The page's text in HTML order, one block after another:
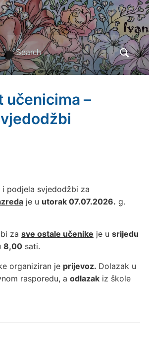
Search
for:
učenicima –
i podjela svjedodžbi za
je u utorak 07.07.2026. g.
za sve ostale učenike je u srijedu
8,00sati.
organiziran je prijevoz. Dolazak u
rasporedu, a odlazakiz škole